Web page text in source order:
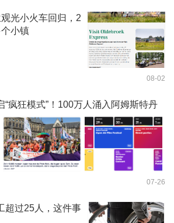
光小火车回归，2
小镇
08-02
“疯狂模式”！100万人涌入阿姆斯特丹
07-26
超过25人，这件事